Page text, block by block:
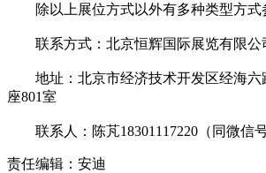
除以上展位方式以外有多种类型方式
联系方式：北京恒辉国际展览有限公
地址：北京市经济技术开发区经海六
座801室
联系人：陈芃18301117220（同微信号
责任编辑：安迪